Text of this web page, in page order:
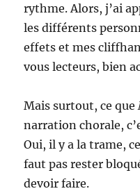
rythme. Alors, j’ai
les différents
effets et mes
vous lecteurs, bien
Mais surtout, ce que
narration chorale,
Oui, il y a la trame,
faut pas rester
devoir faire.